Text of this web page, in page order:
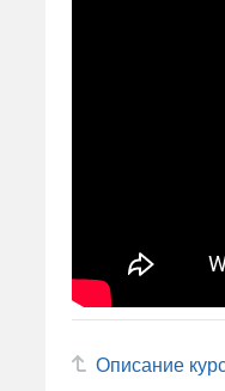
Описание